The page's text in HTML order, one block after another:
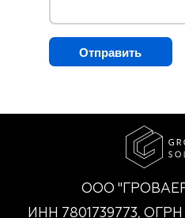
Отправить
ООО
ИНН 7801739773, ОГРН